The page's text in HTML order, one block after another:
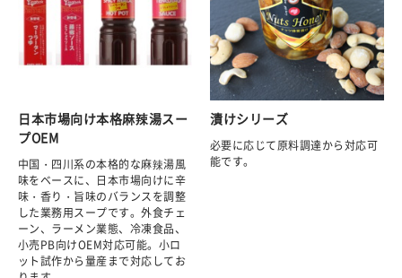
日本市場向け本格麻辣湯スー
プOEM
中国・四川系の本格的な麻辣湯風
味をベースに、日本市場向けに辛
味・香り・旨味のバランスを調整
した業務用スープです。外食チェ
ーン、ラーメン業態、冷凍食品、
小売PB向けOEM対応可能。小ロ
ット試作から量産まで対応してお
漬けシリーズ
必要に応じて原料調達から対応可
能です。